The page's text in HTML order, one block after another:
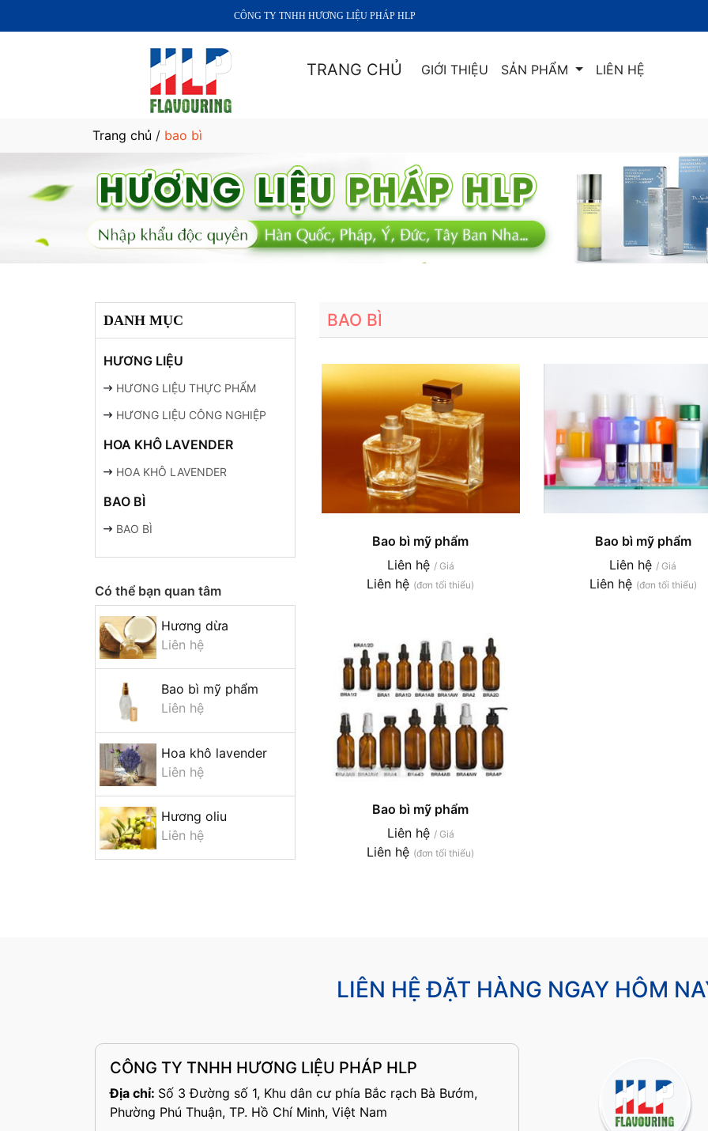
CÔNG TY TNHH HƯƠNG LIỆU PHÁP HLP
TRANG CHỦ GIỚI THIỆU SẢN PHẨM LIÊN HỆ
Trang chủ / bao bì
DANH MỤC
HƯƠNG LIỆU
HƯƠNG LIỆU THỰC PHẨM
HƯƠNG LIỆU CÔNG NGHIỆP
HOA KHÔ LAVENDER
HOA KHÔ LAVENDER
BAO BÌ
BAO BÌ
Có thể bạn quan tâm
Hương dừa
Liên hệ
Bao bì mỹ phẩm
Liên hệ
Hoa khô lavender
Liên hệ
Hương oliu
Liên hệ
BAO BÌ
Bao bì mỹ phẩm
Liên hệ / Giá
Liên hệ (đơn tối thiểu)
Bao bì mỹ phẩm
Liên hệ / Giá
Liên hệ (đơn tối thiểu)
Bao bì mỹ phẩm
Liên hệ / Giá
Liên hệ (đơn tối thiểu)
LIÊN HỆ ĐẶT HÀNG NGAY HÔM
CÔNG TY TNHH HƯƠNG LIỆU PHÁP HLP
Địa chỉ: Số 3 Đường số 1, Khu dân cư phía Bắc rạch Bà Bướm,
Phường Phú Thuận, TP. Hồ Chí Minh, Việt Nam